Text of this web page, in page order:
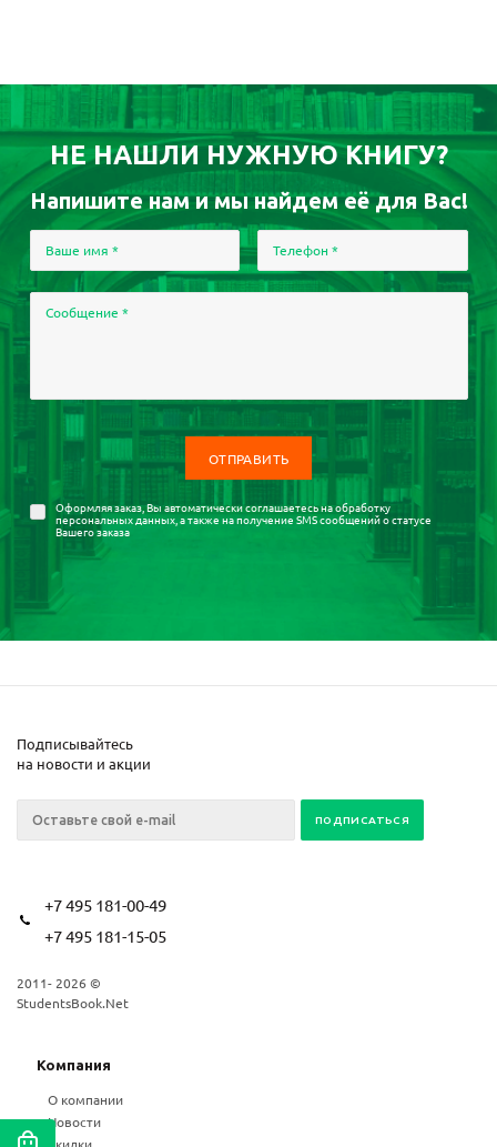
НЕ НАШЛИ НУЖНУЮ КНИГУ?
Напишите нам и мы найдем её для Вас!
Ваше имя * Телефон *
Сообщение *
Оформляя заказ, Вы автоматически соглашаетесь наобработку
персональных данных, а также на получение SMS сообщений о статусе
Вашего заказа
Подписывайтесь
на новости и акции
+7 495 181-00-49
+7 495 181-15-05
2011- 2026 ©
StudentsBook.Net
Компания
О компании
Новости